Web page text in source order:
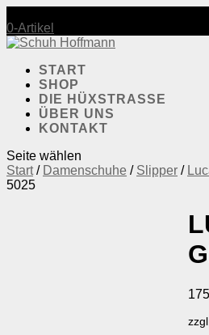
0-Artikel
START
SHOP
DIE HÜXSTRASSE
ÜBER UNS
KONTAKT
Seite wählen
Start/ Damenschuhe / Slipper /
5025
zzgl.